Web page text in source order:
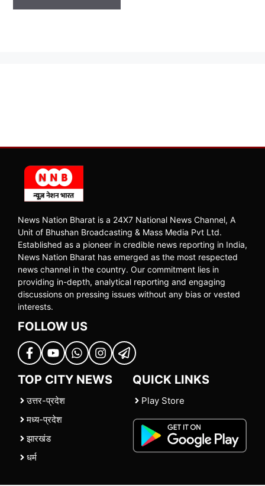
News Nation Bharat is a 24X7 National News Channel, A
Unit of Bhushan Broadcasting & Mass Media Pvt Ltd.
Established as a pioneer in credible news reporting in India,
News Nation Bharat has emerged as the most respected
news channel in the country. Our commitment lies in
providing in-depth, analytical reporting and engaging
discussions on pressing issues without any bias or vested
interests.
FOLLOW US
TOP CITY NEWS
उत्तर-प्रदेश
मध्य-प्रदेश
झारखंड
धर्म
QUICK LINKS
Play Store